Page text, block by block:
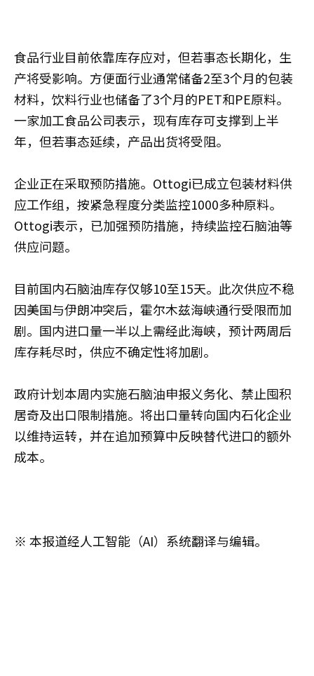
食品行业目前依靠库存应对，但若事态长期化，生
产将受影响。方便面行业通常储备2至3个月的包装
材料，饮料行业也储备了3个月的PET和PE原料。
一家加工食品公司表示，现有库存可支撑到上半
年，但若事态延续，产品出货将受阻。
企业正在采取预防措施。Ottogi已成立包装材料供
应工作组，按紧急程度分类监控1000多种原料。
Ottogi表示，已加强预防措施，持续监控石脑油等
供应问题。
目前国内石脑油库存仅够10至15天。此次供应不稳
因美国与伊朗冲突后，霍尔木兹海峡通行受限而加
剧。国内进口量一半以上需经此海峡，预计两周后
库存耗尽时，供应不确定性将加剧。
政府计划本周内实施石脑油申报义务化、禁止囤积
居奇及出口限制措施。将出口量转向国内石化企业
以维持运转，并在追加预算中反映替代进口的额外
成本。
※ 本报道经人工智能（AI）系统翻译与编辑。